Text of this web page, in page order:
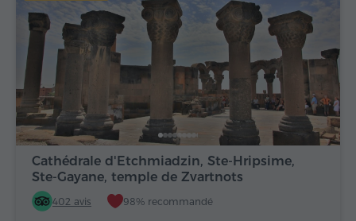
Cathédrale d'Etchmiadzin, Ste-Hripsime,
Ste-Gayane, temple de Zvartnots
402 avis 98% recommandé